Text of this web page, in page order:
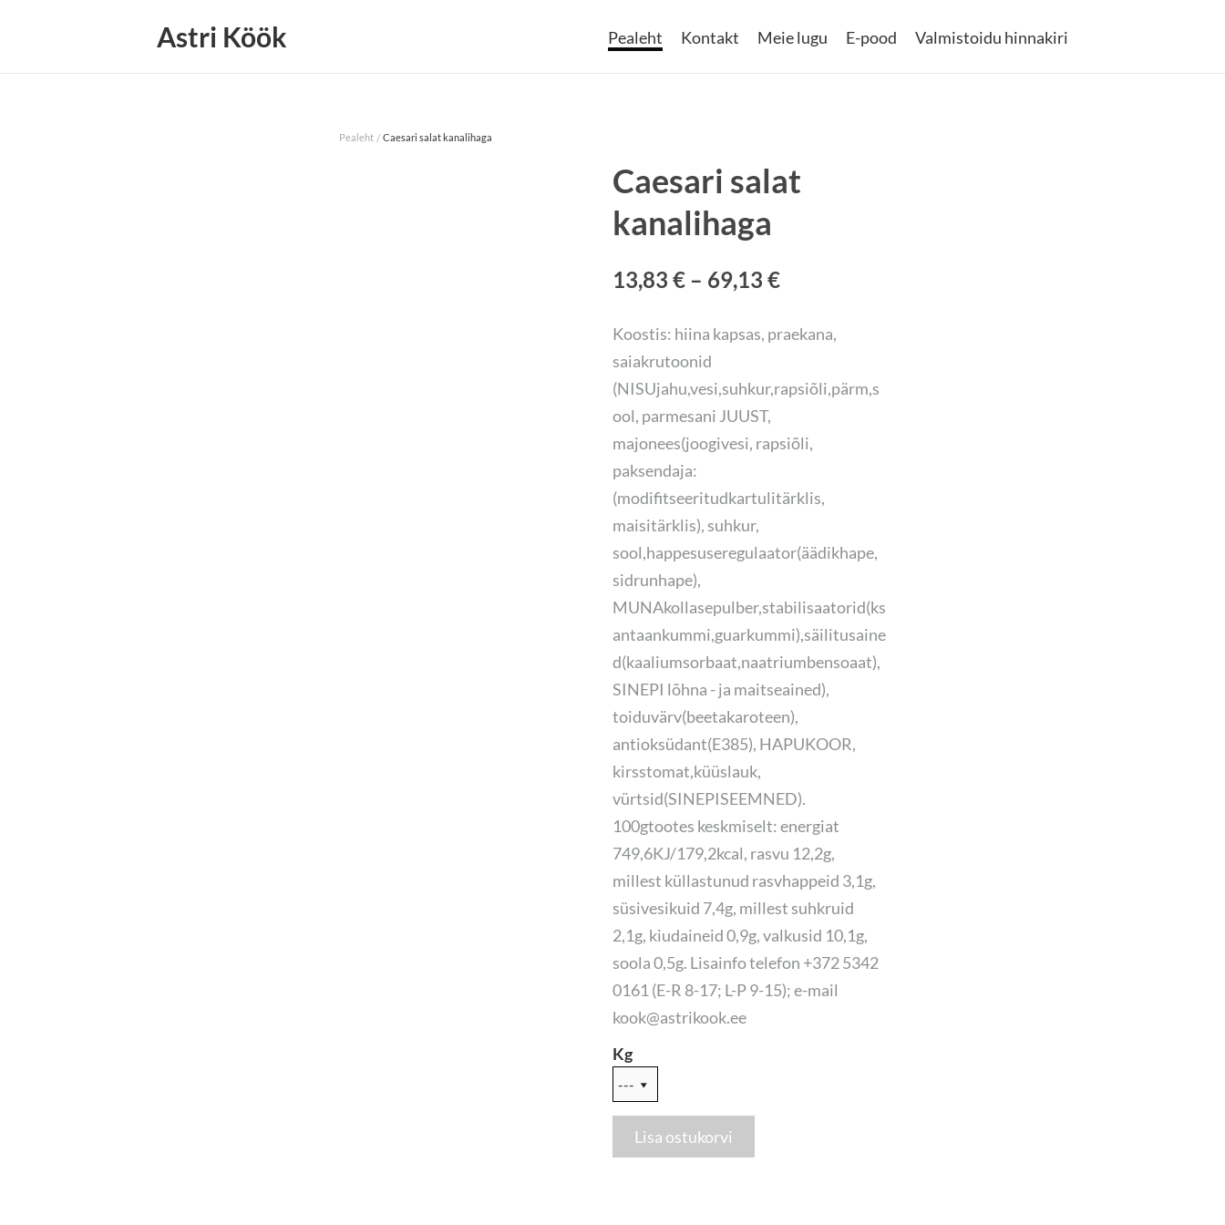
Astri Köök Pealeht Kontakt Meie lugu E-pood Valmistoidu hinnakiri
Pealeht / Caesari salat kanalihaga
Caesari salat
kanalihaga
13,83 € – 69,13 €
Koostis: hiina kapsas, praekana,
saiakrutoonid
(NISUjahu,vesi,suhkur,rapsiõli,pärm,s
ool, parmesani JUUST,
majonees(joogivesi, rapsiõli,
paksendaja:
(modifitseeritudkartulitärklis,
maisitärklis), suhkur,
sool,happesuseregulaator(äädikhape,
sidrunhape),
MUNAkollasepulber,stabilisaatorid(ks
antaankummi,guarkummi),säilitusaine
d(kaaliumsorbaat,naatriumbensoaat),
SINEPI lõhna - ja maitseained),
toiduvärv(beetakaroteen),
antioksüdant(E385), HAPUKOOR,
kirsstomat,küüslauk,
vürtsid(SINEPISEEMNED).
100gtootes keskmiselt: energiat
749,6KJ/179,2kcal, rasvu 12,2g,
millest küllastunud rasvhappeid 3,1g,
süsivesikuid 7,4g, millest suhkruid
2,1g, kiudaineid 0,9g, valkusid 10,1g,
soola 0,5g. Lisainfo telefon +372 5342
0161 (E-R 8-17; L-P 9-15); e-mail
kook@astrikook.ee
Kg
Lisa ostukorvi